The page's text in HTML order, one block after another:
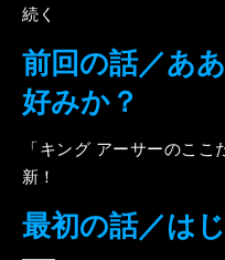
続く
前回の話／あ
好みか？
「キング アーサーのこ
新！
最初の話／は